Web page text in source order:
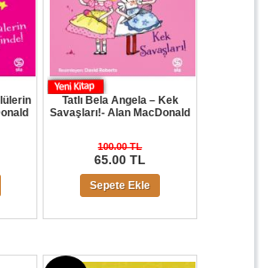
Tatlı Bela Angela – Kek
Savaşları!- Alan MacDonald
100.00 TL
65.00 TL
Sepete Ekle